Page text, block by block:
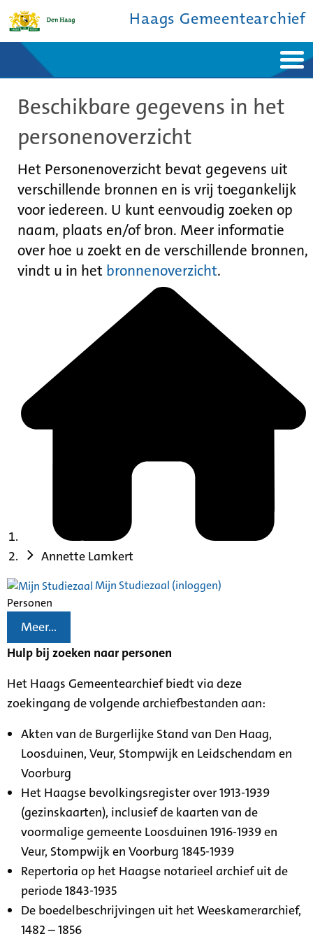
Haags Gemeentearchief
Ontdek de stad
De studiezaal
Bronnen en collecties
Contact
Beschikbare gegevens in het
personenoverzicht
Het Personenoverzicht bevat gegevens uit
verschillende bronnen en is vrij toegankelijk
voor iedereen. U kunt eenvoudig zoeken op
naam, plaats en/of bron. Meer informatie
over hoe u zoekt en de verschillende bronnen,
vindt u in het bronnenoverzicht.
Annette Lamkert
Mijn Studiezaal (inloggen)
Personen
Meer...
Hulp bij zoeken naar personen
Het Haags Gemeentearchief biedt via deze
zoekingang de volgende archiefbestanden aan:
Akten van de Burgerlijke Stand van Den Haag,
Loosduinen, Veur, Stompwijk en Leidschendam en
Voorburg
Het Haagse bevolkingsregister over 1913-1939
(gezinskaarten), inclusief de kaarten van de
voormalige gemeente Loosduinen 1916-1939 en
Veur, Stompwijk en Voorburg 1845-1939
Repertoria op het Haagse notarieel archief uit de
periode 1843-1935
De boedelbeschrijvingen uit het Weeskamerarchief,
1482 – 1856